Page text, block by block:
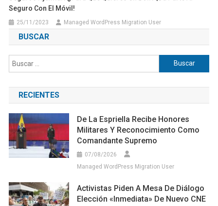
Seguro Con El Móvil!
25/11/2023 Managed WordPress Migration User
BUSCAR
Buscar:
RECIENTES
De La Espriella Recibe Honores
Militares Y Reconocimiento Como
Comandante Supremo
07/08/2026
Managed WordPress Migration User
Activistas Piden A Mesa De Diálogo
Elección «inmediata» De Nuevo CNE